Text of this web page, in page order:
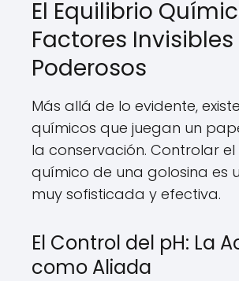
El Equilibrio
Factores
Poderosos
Más allá de lo evidente,
químicos que juegan un
la conservación. Controlar
químico de una golosina es
muy sofisticada y efectiva.
El Control del pH: La
como Aliada